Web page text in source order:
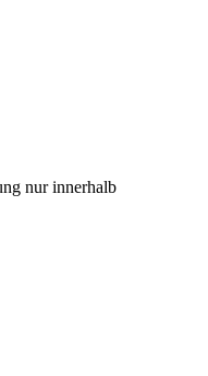
nur innerhalb